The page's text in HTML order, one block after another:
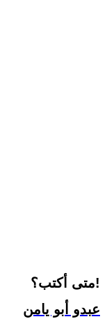
متى أكتب؟!
عبدو أبو يامن